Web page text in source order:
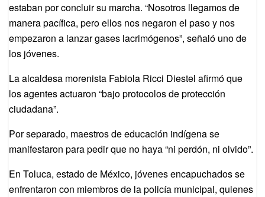
estaban por concluir su marcha. “Nosotros llegamos de
manera pacífica, pero ellos nos negaron el paso y nos
empezaron a lanzar gases lacrimógenos”, señaló uno de
los jóvenes.
La alcaldesa morenista Fabiola Ricci Diestel afirmó que
los agentes actuaron “bajo protocolos de protección
ciudadana”.
Por separado, maestros de educación indígena se
manifestaron para pedir que no haya “ni perdón, ni olvido”.
En Toluca, estado de México, jóvenes encapuchados se
enfrentaron con miembros de la policía municipal, quienes